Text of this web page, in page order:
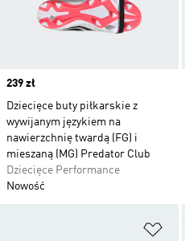
Price
239 zł
Dziecięce buty piłkarskie z
wywijanym językiem na
nawierzchnię twardą (FG) i
mieszaną (MG) Predator Club
Dziecięce Performance
Nowość